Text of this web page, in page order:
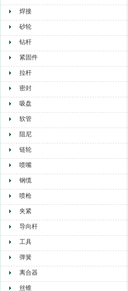
焊接
砂轮
钻杆
紧固件
拉杆
密封
吸盘
软管
阻尼
链轮
喷嘴
钢缆
喷枪
夹紧
导向杆
工具
弹簧
离合器
丝锥